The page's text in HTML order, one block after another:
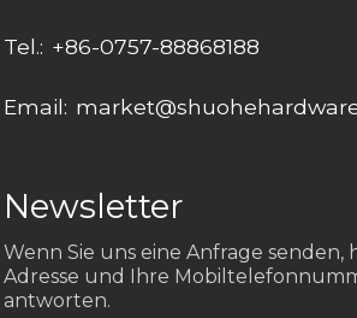
Tel.: +86-0757-88868188
Email:
Newsletter
Wenn Sie uns eine Anfrage senden,
Adresse und Ihre
antworten.